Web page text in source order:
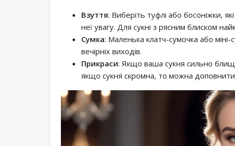
Взуття: Виберіть туфлі або босоніжки,
неї увагу. Для сукні з рясним блиском
Сумка: Маленька клатч-сумочка або
вечірніх виходів.
Прикраси: Якщо ваша сукня сильно
якщо сукня скромна, то можна доповнити